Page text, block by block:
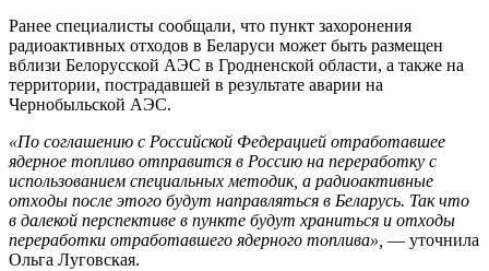
Ранее специалисты сообщали, что пункт захоронения
радиоактивных отходов в Беларуси может быть размещен
вблизи Белорусской АЭС в Гродненской области, а также на
территории, пострадавшей в результате аварии на
Чернобыльской АЭС.
«По соглашению с Российской Федерацией отработавшее
ядерное топливо отправится в Россию на переработку с
использованием специальных методик, а радиоактивные
отходы после этого будут направляться в Беларусь. Так что
в далекой перспективе в пункте будут храниться и отходы
переработки отработавшего ядерного топлива», — уточнила
Ольга Луговская.